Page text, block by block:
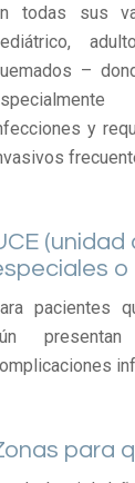
todas sus
–
y
o
pacientes
para